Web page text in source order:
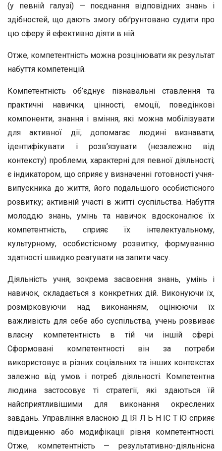
(у певній галузі) — поєднання відповідних знань і
здібностей, що да­ють змогу обґрунтовано судити про
цю сферу й ефективно діяти в ній.
Отже, компетентність можна розцінювати як результат
набуття компетенцій.
Компетентність об’єднує пізнавальні ставлення та
прак­тичні навички, цінності, емоції, поведінкові
компоненти, знання і вміння, які можна мобілізувати
для активної дії; допомагає людині визнавати,
ідентифікувати і розв’язувати (незалежно від
контексту) проблеми, характерні для певної діяльності;
є індикатором, що сприяє у визначенні готовності учня-
випускника до життя, його подальшого особистісного
розвитку; активній участі в житті суспільства. Набуття
мо­лоддю знань, умінь та навичок вдосконалює їх
компетент­ність, сприяє їх інтелектуальному,
культурному, особистіс­ному розвитку, формуванню
здатності швидко реагувати на запити часу.
Діяльність учня, зокрема засвоєння знань, умінь і
нави­чок, складається з конкретних дій. Виконуючи їх,
розмір­ковуючи над виконанням, оцінюючи їх
важливість для себе або суспільства, учень розвиває
власну компетентність в тій чи іншій сфері.
Сформовані компетентності він за потреби
використовує в різних соціальних та інших контекстах
за­лежно від умов і потреб діяльності. Компетентна
людина застосовує ті стратегії, які здаються їй
найсприятливішими для виконання окреслених
завдань. Управління власною Д ІЯ Л Ь Н ІС Т Ю сприяє
підвищенню або модифікації рівня ком­петентності.
Отже, компетентність — результативно-діяльнісна